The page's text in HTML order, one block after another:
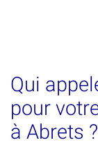
Qui
pour
à Abrets ?